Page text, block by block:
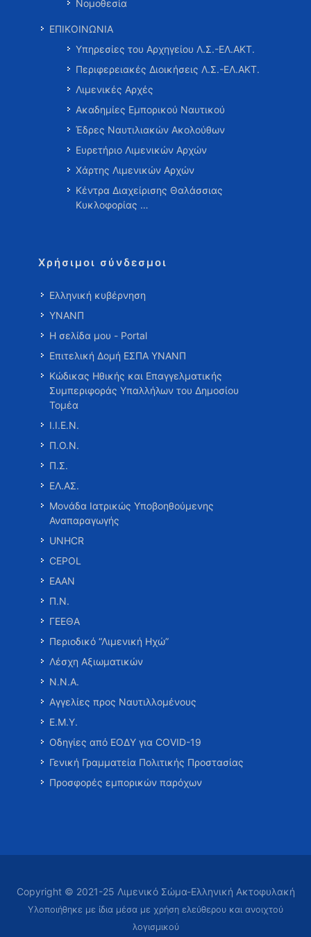
Νομοθεσία
ΕΠΙΚΟΙΝΩΝΙΑ
Υπηρεσίες του Αρχηγείου Λ.Σ.-ΕΛ.ΑΚΤ.
Περιφερειακές Διοικήσεις Λ.Σ.-ΕΛ.ΑΚΤ.
Λιμενικές Αρχές
Ακαδημίες Εμπορικού Ναυτικού
Έδρες Ναυτιλιακών Ακολούθων
Ευρετήριο Λιμενικών Αρχών
Χάρτης Λιμενικών Αρχών
Κέντρα Διαχείρισης Θαλάσσιας
Κυκλοφορίας …
Χρήσιμοι σύνδεσμοι
Ελληνική κυβέρνηση
ΥΝΑΝΠ
Η σελίδα μου - Portal
Επιτελική Δομή ΕΣΠΑ ΥΝΑΝΠ
Κώδικας Ηθικής και Επαγγελματικής
Συμπεριφοράς Υπαλλήλων του Δημοσίου
Τομέα
Ι.Ι.Ε.Ν.
Π.Ο.Ν.
Π.Σ.
ΕΛ.ΑΣ.
Μονάδα Ιατρικώς Υποβοηθούμενης
Αναπαραγωγής
UNHCR
CEPOL
ΕΑΑΝ
Π.Ν.
ΓΕΕΘΑ
Περιοδικό “Λιμενική Ηχώ”
Λέσχη Αξιωματικών
Ν.Ν.Α.
Αγγελίες προς Ναυτιλλομένους
Ε.Μ.Υ.
Οδηγίες από ΕΟΔΥ για COVID-19
Γενική Γραμματεία Πολιτικής Προστασίας
Προσφορές εμπορικών παρόχων
Copyright © 2021-25 Λιμενικό Σώμα-Ελληνική Ακτοφυλακή
Υλοποιήθηκε με ίδια μέσα με χρήση ελεύθερου και ανοιχτού
λογισμικού